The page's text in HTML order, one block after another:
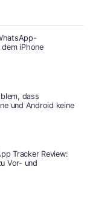
iPhone
dass
und Android keine
Tracker Review:
Vor- und